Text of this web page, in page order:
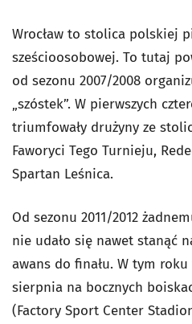
Wrocław to stolica polskiej
sześcioosobowej. To tutaj
od sezonu 2007/2008
„szóstek”. W pierwszych
triumfowały drużyny ze
Faworyci Tego Turnieju,
Spartan Leśnica.
Od sezonu 2011/2012
nie udało się nawet stanąć
awans do finału. W tym
sierpnia na bocznych
(Factory Sport Center